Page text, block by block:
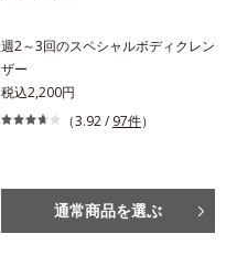
週2～3回のスペシャルボディクレン
ザー
税込2,200円
（3.92 / 97件）
通常商品を選ぶ